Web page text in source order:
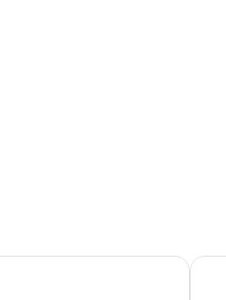
Alantur Resort - All Inclusive